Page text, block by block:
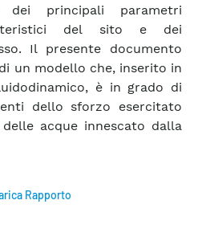
principali parametri
del sito e dei
Il presente documento
un modello che, inserito in
è in grado di
dello sforzo esercitato
acque innescato dalla
Rapporto